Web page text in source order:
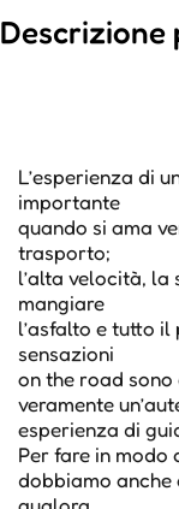
Descrizione
L’esperienza di
importante
quando si ama
trasporto;
l’alta velocità,
mangiare
l’asfalto e tutto
sensazioni
on the road
veramente
esperienza di
Per fare in modo
dobbiamo anche